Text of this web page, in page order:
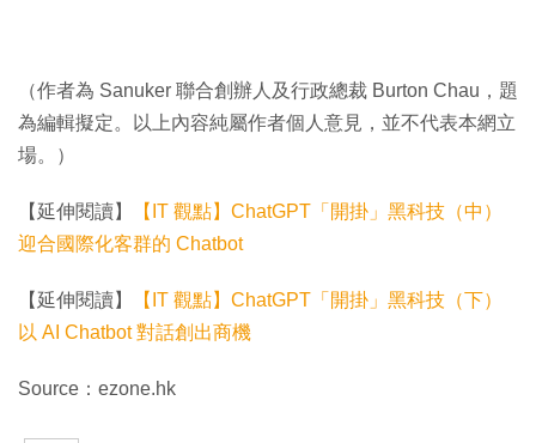
（作者為 Sanuker 聯合創辦人及行政總裁 Burton Chau，題
為編輯擬定。以上內容純屬作者個人意見，並不代表本網立
場。）
【延伸閱讀】
【IT 觀點】ChatGPT「開掛」黑科技（中）
迎合國際化客群的 Chatbot
【延伸閱讀】
【IT 觀點】ChatGPT「開掛」黑科技（下）
以 AI Chatbot 對話創出商機
Source：ezone.hk